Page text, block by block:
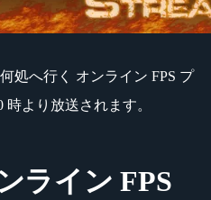
処へ行く オンライン FPS プ
時より放送されます。
ライン FPS